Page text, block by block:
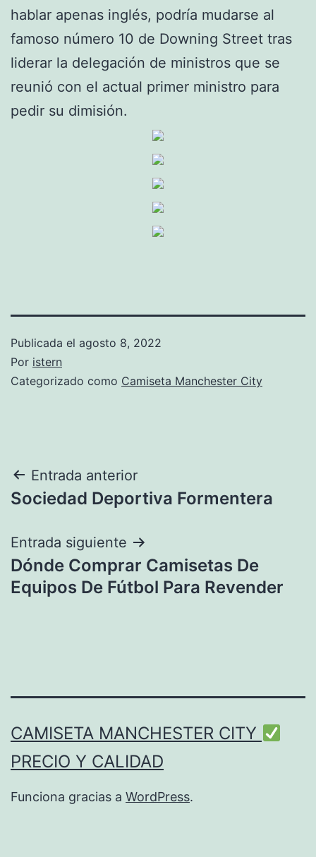
hablar apenas inglés, podría mudarse al
famoso número 10 de Downing Street tras
liderar la delegación de ministros que se
reunió con el actual primer ministro para
pedir su dimisión.
Publicada el agosto 8, 2022
Por istern
Categorizado como Camiseta Manchester City
Navegación
de
entradas
Entrada anterior
Sociedad Deportiva Formentera
Entrada siguiente
Dónde Comprar Camisetas De
Equipos De Fútbol Para Revender
CAMISETA MANCHESTER CITY
PRECIO Y CALIDAD
Funciona gracias a WordPress.